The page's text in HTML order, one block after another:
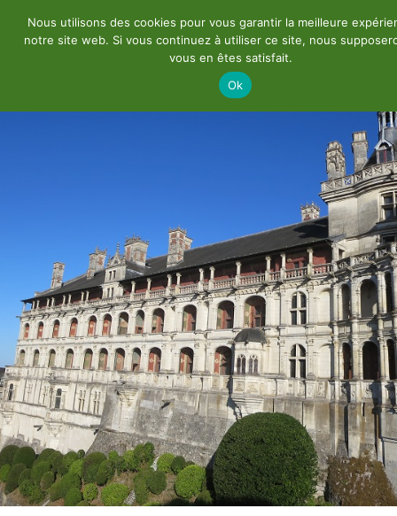
Nous utilisons des cookies pour vous garantir la meilleure
notre site web. Si vous continuez à utiliser ce site, nous
vous en êtes satisfait.
Ok